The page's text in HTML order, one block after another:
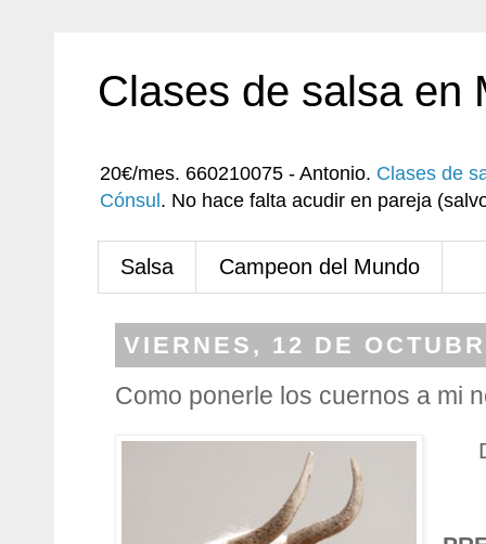
Clases de salsa en
20€/mes. 660210075 - Antonio. Clases de
Cónsul . No hace falta acudir en pareja
Salsa Campeon del Mundo
VIERNES, 12 DE
Como ponerle los cuernos a mi